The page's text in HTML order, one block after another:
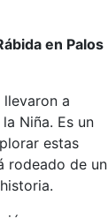
en Palos
a
Niña. Es un
estas
rodeado de un